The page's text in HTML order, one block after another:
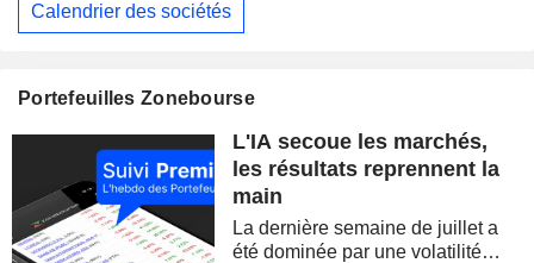
Calendrier des sociétés
Portefeuilles Zonebourse
L'IA secoue les marchés,
les résultats reprennent la
main
La dernière semaine de juillet a
été dominée par une volatilité